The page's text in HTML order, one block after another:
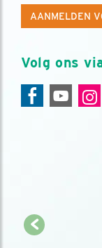
AANMELDEN
Volg ons